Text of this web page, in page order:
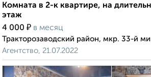
Комната в 2-к квартире, на
этаж
4 000 ₽ в месяц
Тракторозаводский район, мкр. 33-й
Агентство, 21.07.2022